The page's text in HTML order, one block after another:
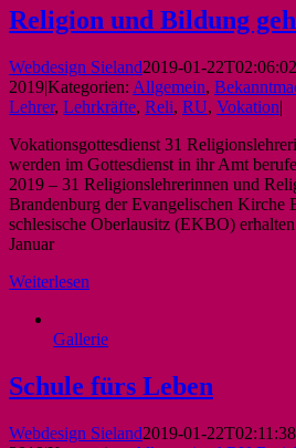
Religion und Bildung
Webdesign Sieland2019-01-
2019|Kategorien: Allgemein,
Lehrer, Lehrkräfte, Reli, RU, Vokation|
Vokationsgottesdienst 31
werden im Gottesdienst in ihr Amt
2019 – 31 Religionslehrerinnen und
Brandenburg der Evangelischen Kirche
schlesische Oberlausitz (EKBO)
Januar
Weiterlesen
Gallerie
Schule fürs Leben
Webdesign Sieland2019-01-